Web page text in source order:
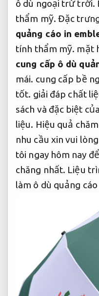
ô dù ngoại trừ trời.
thẩm mỹ. Đặc
quảng cáo in
tính thẩm mỹ. mặt
cung cấp ô dù
mái. cung cấp bề
tốt. giải đáp chất
sách và đặc biệt
liệu. Hiệu quả
nhu cầu xin vui
tôi ngay hôm nay
chăng nhất. Liệu
làm ô dù quảng cáo